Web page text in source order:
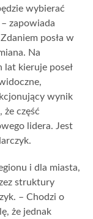
wybierać
zapowiada
posła w
Na
kieruje poseł
wynik
część
lidera. Jest
i dla miasta,
struktury
– Chodzi o
że jednak